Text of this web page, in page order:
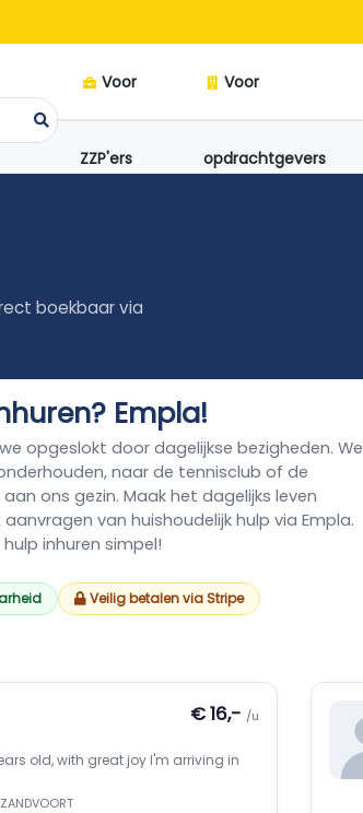
Voor
ZZP'ers
Voor
opdrachtgevers
boekbaar via
Empla!
opgeslokt door dagelijkse bezigheden. We
naar de tennisclub of de
ons gezin. Maak het dagelijks leven
van huishoudelijk hulp via Empla.
inhuren simpel!
Veilig betalen via Stripe
€ 16,- /u
old, with great joy I'm arriving in